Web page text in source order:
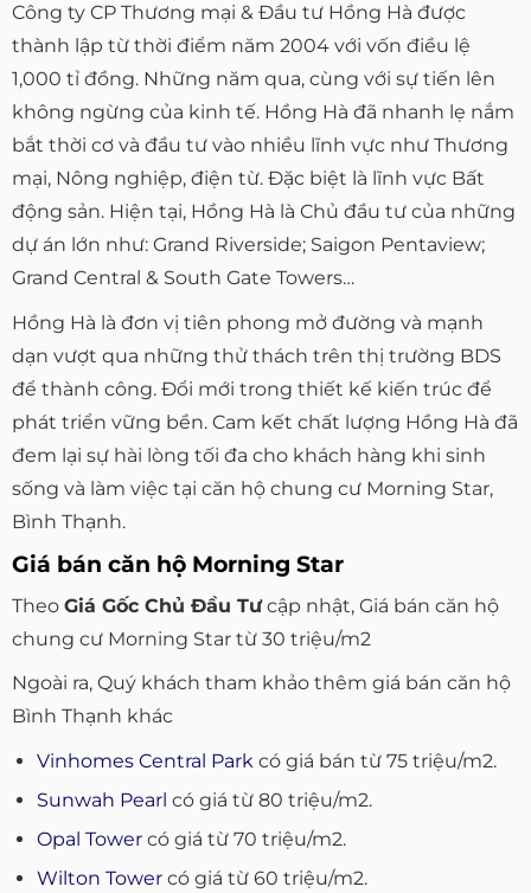
Công ty CP Thương mại & Đầu tư Hồng Hà được
thành lập từ thời điểm năm 2004 với vốn điều lệ
1,000 tỉ đồng. Những năm qua, cùng với sự tiến lên
không ngừng của kinh tế. Hồng Hà đã nhanh lẹ nắm
bắt thời cơ và đầu tư vào nhiều lĩnh vực như Thương
mại, Nông nghiệp, điện từ. Đặc biệt là lĩnh vực Bất
động sản. Hiện tại, Hồng Hà là Chủ đầu tư của những
dự án lớn như: Grand Riverside; Saigon Pentaview;
Grand Central & South Gate Towers…
Hồng Hà là đơn vị tiên phong mở đường và mạnh
dạn vượt qua những thử thách trên thị trường BDS
để thành công. Đổi mới trong thiết kế kiến trúc để
phát triển vững bền. Cam kết chất lượng Hồng Hà đã
đem lại sự hài lòng tối đa cho khách hàng khi sinh
sống và làm việc tại căn hộ chung cư Morning Star,
Bình Thạnh.
Giá bán căn hộ Morning Star
Theo Giá Gốc Chủ Đầu Tưcập nhật, Giá bán căn hộ
chung cư Morning Star từ 30 triệu/m2
Ngoài ra, Quý khách tham khảo thêm giá bán căn hộ
Bình Thạnh khác
Vinhomes Central Parkcó giá bán từ 75 triệu/m2.
Sunwah Pearl có giá từ 80 triệu/m2.
Opal Towercó giá từ 70 triệu/m2.
Wilton Towercó giá từ 60 triệu/m2.